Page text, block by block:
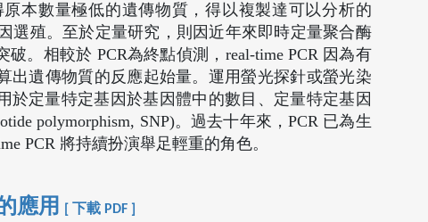
本數量極低的遺傳物質，得以複製達可以分析的
選殖。至於定量研究，則因近年來即時定量聚合酶
。相較於 PCR為終點偵測，real-time PCR 因為有
出遺傳物質的反應起始量。運用螢光探針或螢光染
於定量特定基因於基因體中的數目、定量特定基因
polymorphism, SNP)。過去十年來，PCR 已為生
PCR 將持續扮演舉足輕重的角色。
應用 [ 下載 PDF ]